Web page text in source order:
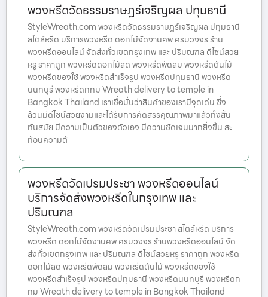
พวงหรีดวัดธรรมราษฎร์เจริญผล ปทุมธานี
StyleWreath.com พวงหรีดวัดธรรมราษฎร์เจริญผล ปทุมธานี
สไตล์หรีด บริการพวงหรีด ดอกไม้จัดงานศพ ครบวงจร ร้าน
พวงหรีดออนไลน์ จัดส่งทั่วเขตกรุงเทพ และ ปริมณฑล ดีไซน์สวย
หรู ราคาถูก พวงหรีดดอกไม้สด พวงหรีดพัดลม พวงหรีดต้นไม้
พวงหรีดของใช้ พวงหรีดสำเร็จรูป พวงหรีดปทุมธานี พวงหรีด
นนทบุรี พวงหรีดกทม Wreath delivery to temple in
Bangkok Thailand เราเชื่อมั่นว่าสินค้าของเรามีจุดเด่น ซึ่ง
ล้วนมีดีไซน์สวยงามและได้รับการคัดสรรคุณภาพมาแล้วทั้งสิ้น
ทันสมัย มีความเป็นตัวของตัวเอง มีความชัดเจนมากยิ่งขึ้น สะ
ท้อนความต้
พวงหรีดวัดเปรมประชา พวงหรีดออนไลน์
บริการจัดส่งพวงหรีดในกรุงเทพ และ
ปริมณฑล
StyleWreath.com พวงหรีดวัดเปรมประชา สไตล์หรีด บริการ
พวงหรีด ดอกไม้จัดงานศพ ครบวงจร ร้านพวงหรีดออนไลน์ จัด
ส่งทั่วเขตกรุงเทพ และ ปริมณฑล ดีไซน์สวยหรู ราคาถูก พวงหรีด
ดอกไม้สด พวงหรีดพัดลม พวงหรีดต้นไม้ พวงหรีดของใช้
พวงหรีดสำเร็จรูป พวงหรีดปทุมธานี พวงหรีดนนทบุรี พวงหรีดก
ทม Wreath delivery to temple in Bangkok Thailand